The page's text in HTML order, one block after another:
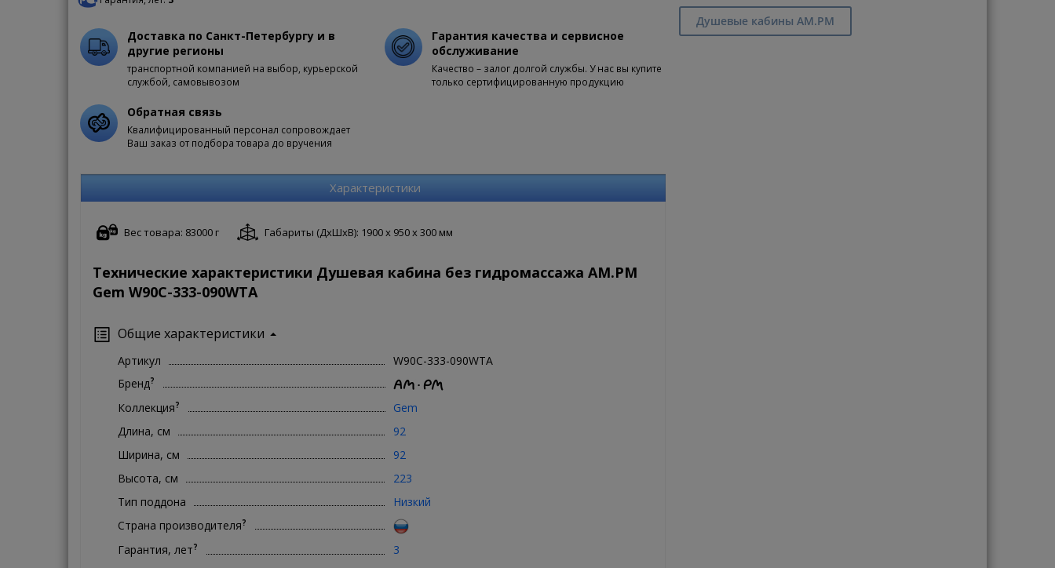
Душевые кабины AM.PM
Доставка по Санкт-Петербургу и в
другие регионы
транспортной компанией на выбор, курьерской
службой, самовывозом
Гарантия качества и сервисное
обслуживание
Качество – залог долгой службы. У нас вы купите
только сертифицированную продукцию
Обратная связь
Квалифицированный персонал сопровождает
Ваш заказ от подбора товара до вручения
Характеристики
Вес товара: 83000 г Габариты (ДxШxВ): 1900 x 950 x 300 мм
Технические характеристики Душевая кабина без гидромассажа AM.PM
Gem W90C-333-090WTA
Общие характеристики
Артикул
W90C-333-090WTA
Бренд?
Коллекция?
Gem
Длина, см
92
Ширина, см
92
Высота, см
223
Тип поддона
Низкий
Страна производителя?
Гарантия, лет? 3